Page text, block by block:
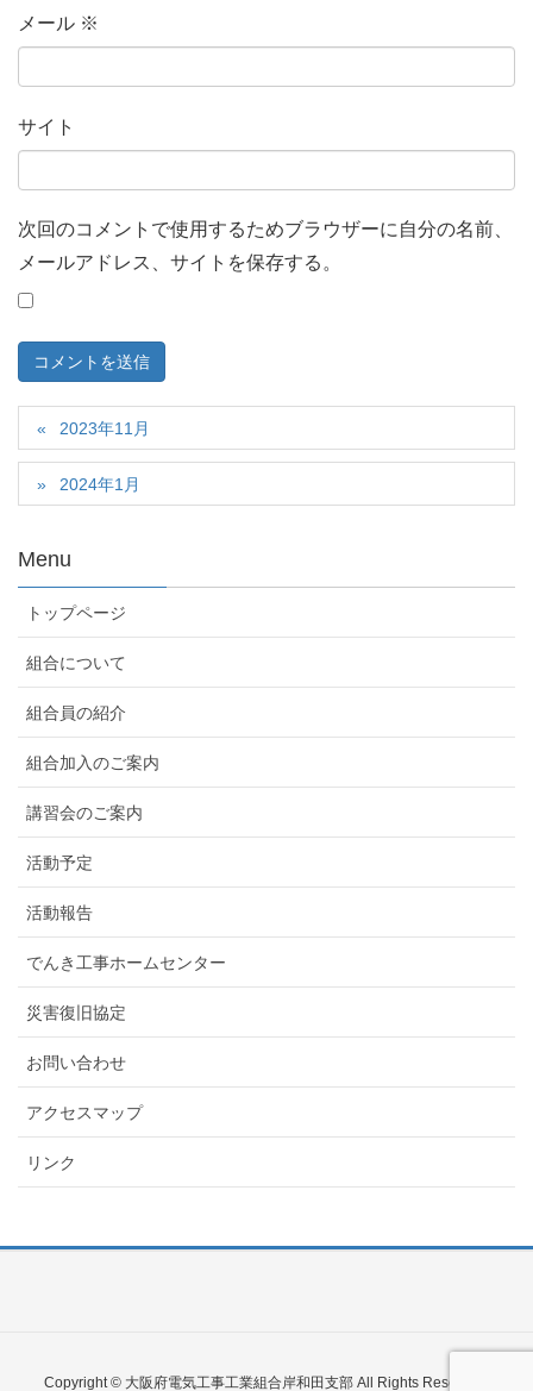
メール ※
サイト
次回のコメントで使用するためブラウザーに自分の名前、
メールアドレス、サイトを保存する。
2023年11月
2024年1月
Menu
トップページ
組合について
組合員の紹介
組合加入のご案内
講習会のご案内
活動予定
活動報告
でんき工事ホームセンター
災害復旧協定
お問い合わせ
アクセスマップ
リンク
Copyright © 大阪府電気工事工業組合岸和田支部 All Rights Reserved.